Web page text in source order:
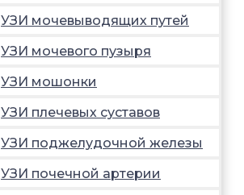
УЗИ мочевыводящих путей
УЗИ мочевого пузыря
УЗИ мошонки
УЗИ плечевых суставов
УЗИ поджелудочной железы
УЗИ почечной артерии